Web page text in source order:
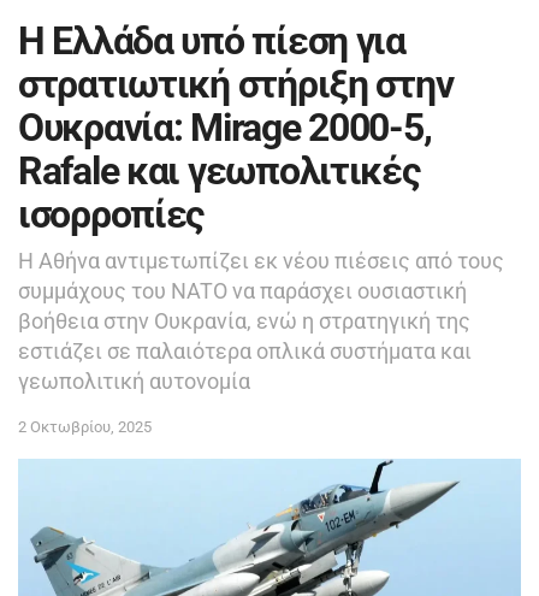
Η Ελλάδα υπό πίεση για
στρατιωτική στήριξη στην
Ουκρανία: Mirage 2000-5,
Rafale και γεωπολιτικές
ισορροπίες
Η Αθήνα αντιμετωπίζει εκ νέου πιέσεις από τους
συμμάχους του NATO να παράσχει ουσιαστική
βοήθεια στην Ουκρανία, ενώ η στρατηγική της
εστιάζει σε παλαιότερα οπλικά συστήματα και
γεωπολιτική αυτονομία
2 Οκτωβρίου, 2025